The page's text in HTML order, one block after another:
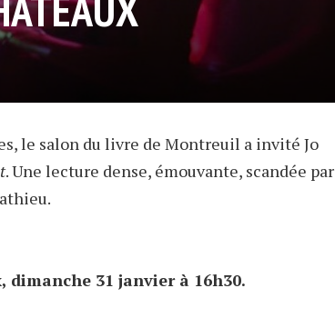
le salon du livre de Montreuil a invité Jo
. Une lecture dense, émouvante, scandée par
31 janvier à 16h30.